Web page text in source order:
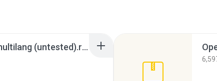
2 - 10inch_wince6_multilang (untested).rar